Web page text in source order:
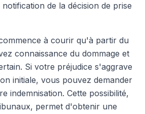
de la décision de prise
à courir qu'à partir du
connaissance du dommage et
Si votre préjudice s'aggrave
initiale, vous pouvez demander
indemnisation. Cette possibilité,
permet d'obtenir une